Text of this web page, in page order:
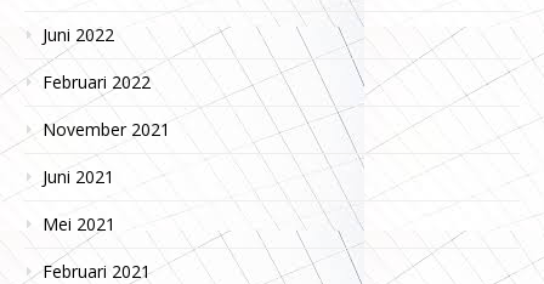
Juni 2022
Februari 2022
November 2021
Juni 2021
Mei 2021
Februari 2021